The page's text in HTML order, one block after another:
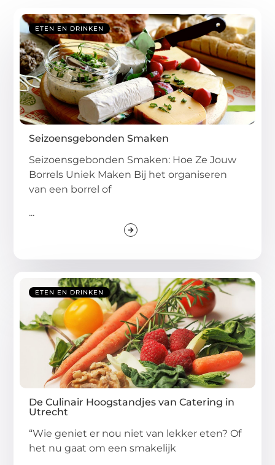
ETEN EN DRINKEN
Seizoensgebonden Smaken
Seizoensgebonden Smaken: Hoe Ze Jouw
Borrels Uniek Maken Bij het organiseren
van een borrel of
...
ETEN EN DRINKEN
De Culinair Hoogstandjes van Catering in
Utrecht
“Wie geniet er nou niet van lekker eten? Of
het nu gaat om een smakelijk